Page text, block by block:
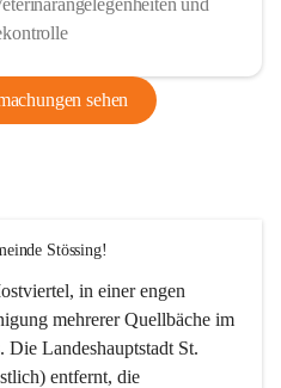
und
sehen
Stössing!
in einer engen
mehrerer Quellbäche im
Die Landeshauptstadt St.
entfernt, die